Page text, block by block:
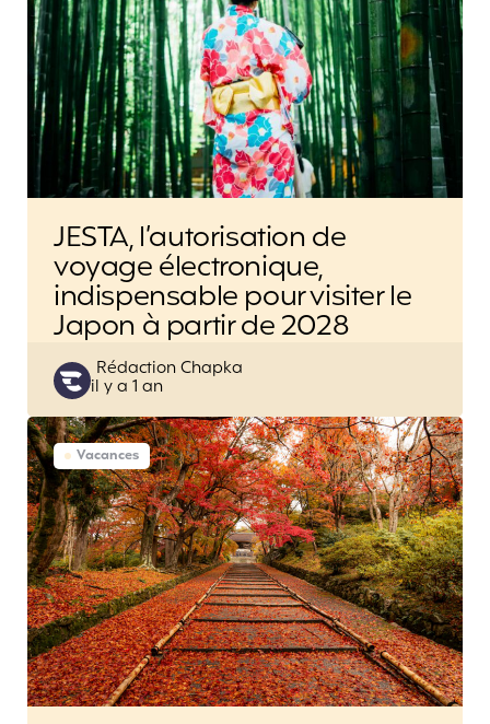
JESTA, l’autorisation de
voyage électronique,
indispensable pour visiter le
Japon à partir de 2028
Posted
by
Rédaction Chapka
il y a 1 an
Vacances